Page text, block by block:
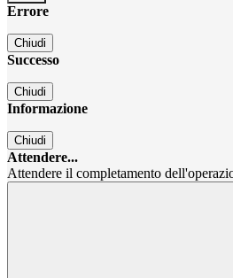
Errore
Chiudi
Successo
Chiudi
Informazione
Chiudi
Attendere...
Attendere il completamento